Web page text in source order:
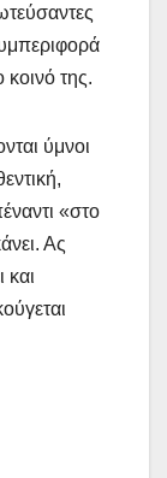
κοινό της.
ύμνοι
«στο
Ας
και